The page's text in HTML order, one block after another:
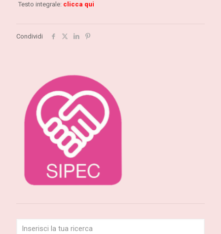
Testo integrale: clicca qui
Condividi